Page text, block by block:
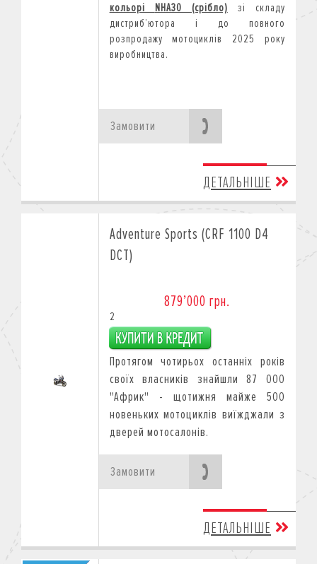
кольорі NHA30 (срібло) зі складу
дистриб’ютора і до повного
розпродажу мотоциклів 2025 року
виробництва.
Замовити
ДЕТАЛЬНІШЕ
Adventure Sports (CRF 1100 D4
DCT)
879’000 грн.
2
Протягом чотирьох останніх років
своїх власників знайшли 87 000
"Африк" - щотижня майже 500
новеньких мотоциклів виїжджали з
дверей мотосалонів.
Замовити
ДЕТАЛЬНІШЕ